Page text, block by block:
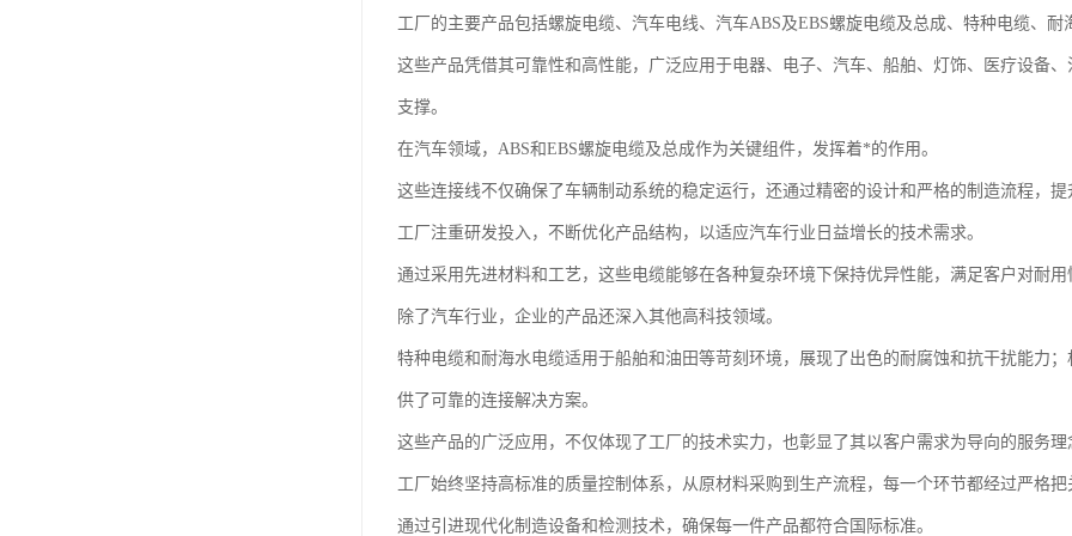
工厂的主要产品包括螺旋电缆、汽车电线、汽车ABS及EBS螺旋电缆及总成、特种电缆、
这些产品凭借其可靠性和高性能，广泛应用于电器、电子、汽车、船舶、灯饰、医疗设备
支撑。
在汽车领域，ABS和EBS螺旋电缆及总成作为关键组件，发挥着*的作用。
这些连接线不仅确保了车辆制动系统的稳定运行，还通过精密的设计和严格的制造流程，
工厂注重研发投入，不断优化产品结构，以适应汽车行业日益增长的技术需求。
通过采用先进材料和工艺，这些电缆能够在各种复杂环境下保持优异性能，满足客户对耐
除了汽车行业，企业的产品还深入其他高科技领域。
特种电缆和耐海水电缆适用于船舶和油田等苛刻环境，展现了出色的耐腐蚀和抗干扰能力
供了可靠的连接解决方案。
这些产品的广泛应用，不仅体现了工厂的技术实力，也彰显了其以客户需求为导向的服务理
工厂始终坚持高标准的质量控制体系，从原材料采购到生产流程，每一个环节都经过严格把
通过引进现代化制造设备和检测技术，确保每一件产品都符合国际标准。